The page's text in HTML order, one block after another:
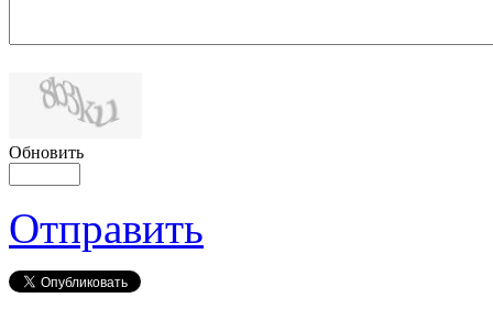
Обновить
Отправить